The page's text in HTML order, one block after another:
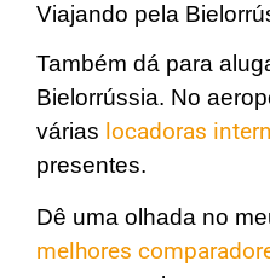
Viajando pela
Também dá para
Bielorrússia. No
várias locadoras
presentes.
Dê uma olhada no
melhores